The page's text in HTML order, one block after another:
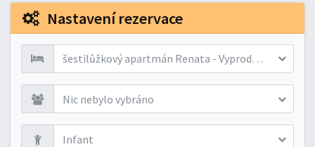
Nastavení rezervace
šestilůžkový apartmán Renata - Vyprodáno
Nic nebylo vybráno
Infant